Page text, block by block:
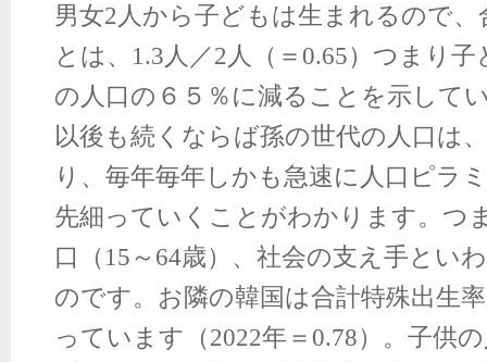
男女2 人から子どもは生まれるので、
とは、 1.3 人／2 人（＝ 0.65）つまり子
の人口の６５％に減ることを示して
以後も続くならば孫の世代の人口は、
り、毎年毎年しかも急速に人口ピラ
先細っていくことがわかります。つ
口（15～ 64歳）、社会の支え手とい
のです。お隣の韓国は合計特殊出生
っています（2022年＝ 0.78）。子供